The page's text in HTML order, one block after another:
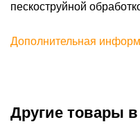
пескоструйной
Дополнительная
Другие товары